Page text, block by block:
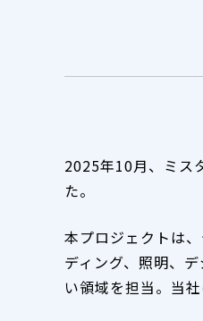
2025年10月、ミス
た。
本プロジェクトは
ディング、照明、
い領域を担当。当